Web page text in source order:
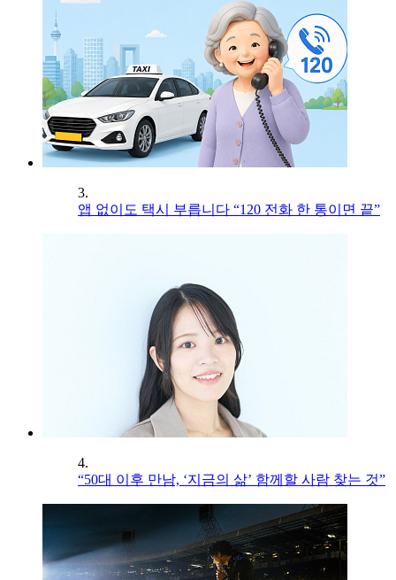
3.
앱 없이도 택시 부릅니다 “120 전화 한 통이면 끝”
4.
“50대 이후 만남, ‘지금의 삶’ 함께할 사람 찾는 것”